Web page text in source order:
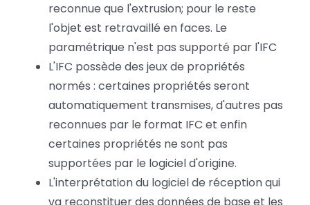
reconnue que l'extrusion; pour le reste
l'objet est retravaillé en faces. Le
paramétrique n'est pas supporté par l'IFC
L'IFC possède des jeux de propriétés
normés : certaines propriétés seront
automatiquement transmises, d'autres pas
reconnues par le format IFC et enfin
certaines propriétés ne sont pas
supportées par le logiciel d'origine.
L'interprétation du logiciel de réception qui